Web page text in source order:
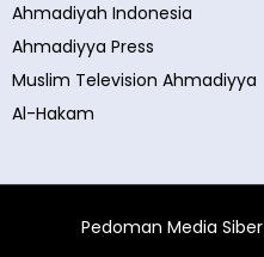
Ahmadiyah Indonesia
Ahmadiyya Press
Muslim Television Ahmadiyya
Al-Hakam
Pedoman Media Siber